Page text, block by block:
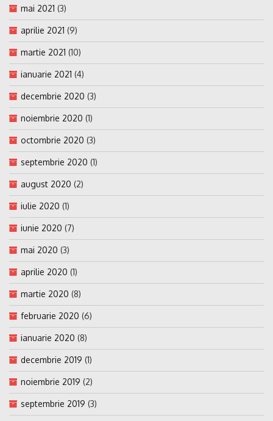
mai 2021 (3)
aprilie 2021 (9)
martie 2021 (10)
ianuarie 2021 (4)
decembrie 2020 (3)
noiembrie 2020 (1)
octombrie 2020 (3)
septembrie 2020 (1)
august 2020 (2)
iulie 2020 (1)
iunie 2020 (7)
mai 2020 (3)
aprilie 2020 (1)
martie 2020 (8)
februarie 2020 (6)
ianuarie 2020 (8)
decembrie 2019 (1)
noiembrie 2019 (2)
septembrie 2019 (3)